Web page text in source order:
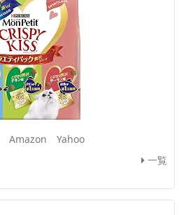
Amazon
Yahoo
一覧